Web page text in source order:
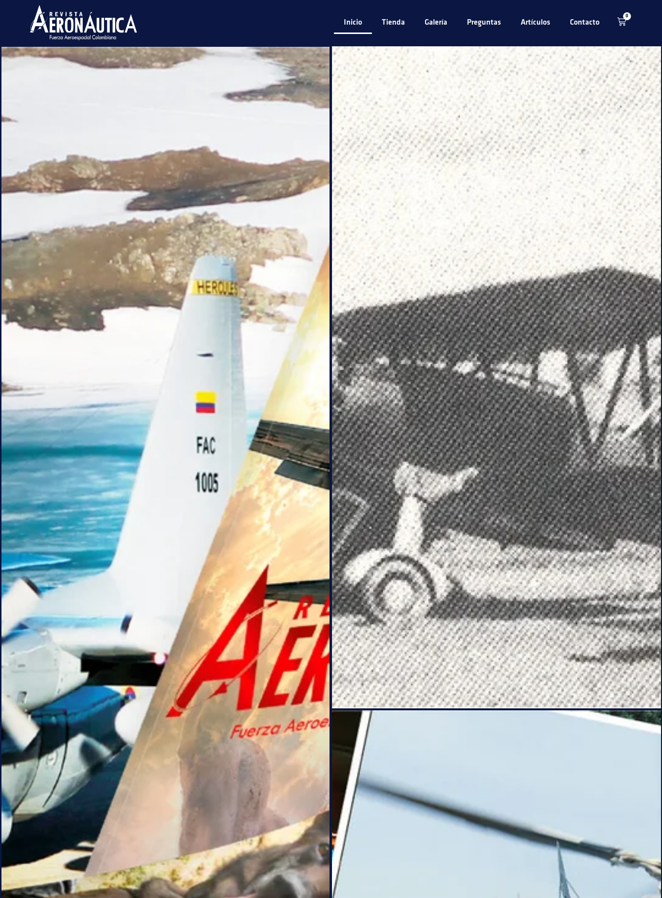
Inicio Tienda Galería Preguntas Artículos Contacto
0